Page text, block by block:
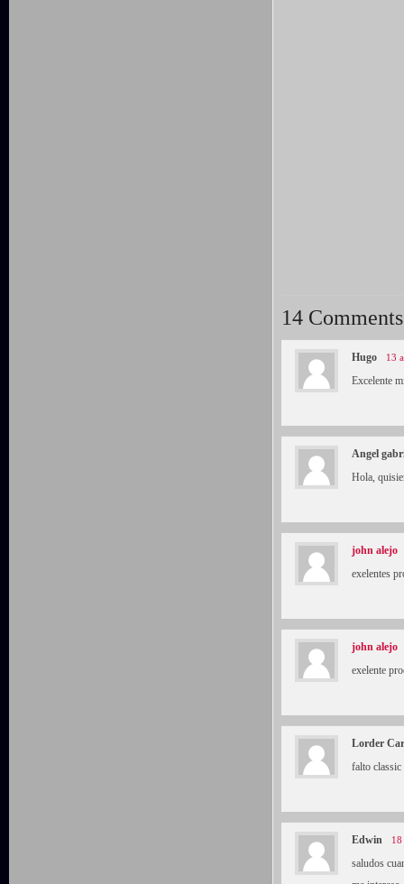
14 Comments
Hugo 13
Excelente
Angel
Hola,
john alejo
exelentes
john alejo
exelente
Lorder
falto
Edwin
saludos